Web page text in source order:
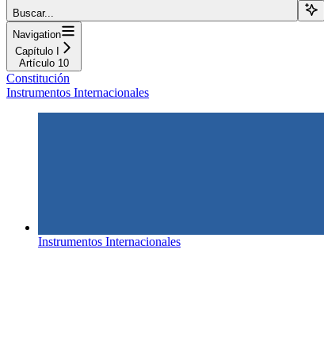
Buscar...
Navigation
Capítulo I
Artículo 10
Constitución
Instrumentos Internacionales
Instrumentos Internacionales